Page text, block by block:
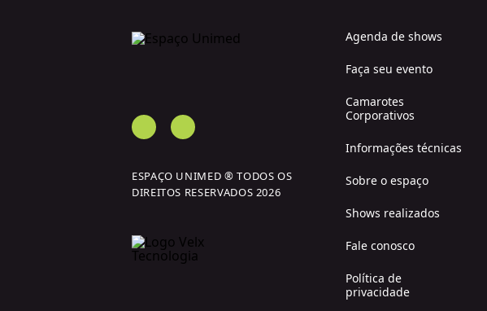
ESPAÇO UNIMED ® TODOS OS
DIREITOS RESERVADOS 2026
Agenda de shows
Faça seu evento
Camarotes
Corporativos
Informações técnicas
Sobre o espaço
Shows realizados
Fale conosco
Política de
privacidade